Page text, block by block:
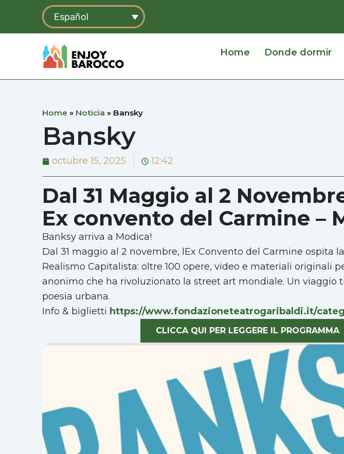
contenido
Español
Home Donde dormir
Home » Noticia » Bansky
Bansky
octubre 15, 2025 12:42
Dal 31 Maggio al 2
Ex convento del Carmine –
Banksy arriva a Modica!
Dal 31 maggio al 2 novembre, lEx Convento del Carmine ospita la
Realismo Capitalista: oltre 100 opere, video e materiali originali
anonimo che ha rivoluzionato la street art mondiale. Un viaggio
poesia urbana.
Info & biglietti https://www.fondazioneteatrogaribaldi.it/
CLICCA QUI PER LEGGERE IL PROGRAMMA